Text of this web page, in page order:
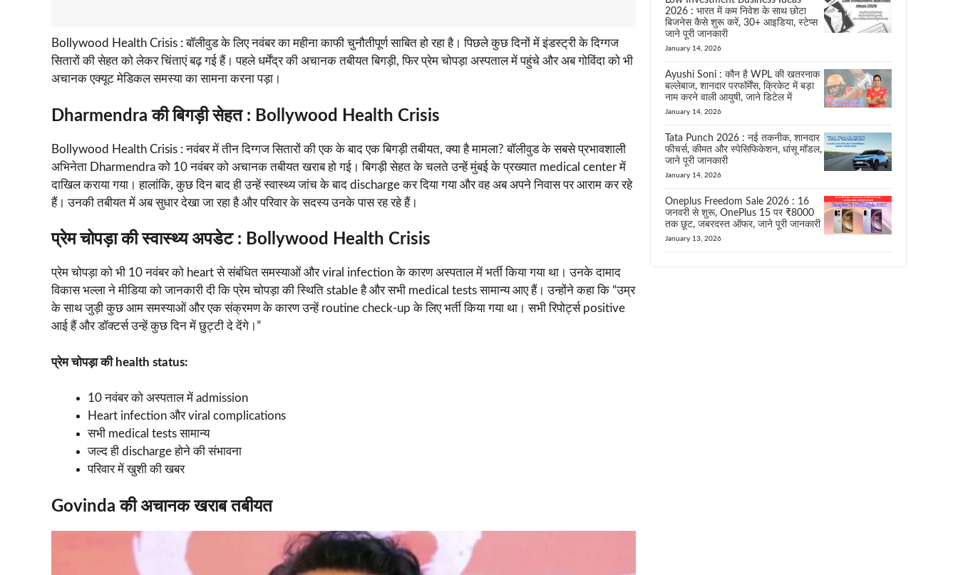
Bollywood Health Crisis : बॉलीवुड के लिए नवंबर का महीना काफी चुनौतीपूर्ण साबित हो रहा है। पिछले कुछ दिनों में इंडस्ट्री के दिग्गज
सितारों की सेहत को लेकर चिंताएं बढ़ गई हैं। पहले धर्मेंद्र की अचानक तबीयत बिगड़ी, फिर प्रेम चोपड़ा अस्पताल में पहुंचे और अब गोविंदा को भी
अचानक एक्यूट मेडिकल समस्या का सामना करना पड़ा।
Dharmendra की बिगड़ी सेहत : Bollywood Health Crisis
Bollywood Health Crisis : नवंबर में तीन दिग्गज सितारों की एक के बाद एक बिगड़ी तबीयत, क्या है मामला? बॉलीवुड के सबसे प्रभावशाली
अभिनेता Dharmendra को 10 नवंबर को अचानक तबीयत खराब हो गई। बिगड़ी सेहत के चलते उन्हें मुंबई के प्रख्यात medical center में
दाखिल कराया गया। हालांकि, कुछ दिन बाद ही उन्हें स्वास्थ्य जांच के बाद discharge कर दिया गया और वह अब अपने निवास पर आराम कर रहे
हैं। उनकी तबीयत में अब सुधार देखा जा रहा है और परिवार के सदस्य उनके पास रह रहे हैं।
प्रेम चोपड़ा की स्वास्थ्य अपडेट : Bollywood Health Crisis
प्रेम चोपड़ा को भी 10 नवंबर को heart से संबंधित समस्याओं और viral infection के कारण अस्पताल में भर्ती किया गया था। उनके दामाद
विकास भल्ला ने मीडिया को जानकारी दी कि प्रेम चोपड़ा की स्थिति stable है और सभी medical tests सामान्य आए हैं। उन्होंने कहा कि “उम्र
के साथ जुड़ी कुछ आम समस्याओं और एक संक्रमण के कारण उन्हें routine check-up के लिए भर्ती किया गया था। सभी रिपोर्ट्स positive
आई हैं और डॉक्टर्स उन्हें कुछ दिन में छुट्टी दे देंगे।”
प्रेम चोपड़ा की health status:
10 नवंबर को अस्पताल में admission
Heart infection और viral complications
सभी medical tests सामान्य
जल्द ही discharge होने की संभावना
परिवार में खुशी की खबर
Govinda की अचानक खराब तबीयत
2026 : भारत में कम निवेश के साथ छोटा
बिजनेस कैसे शुरू करें, 30+ आइडिया, स्टेप्स
जाने पूरी जानकारी
January 14, 2026
Ayushi Soni : कौन है WPL की खतरनाक
बल्लेबाज, शानदार परफॉर्मेंस, क्रिकेट में बड़ा
नाम करने वाली आयुषी, जाने डिटेल में
January 14, 2026
Tata Punch 2026 : नई तकनीक, शानदार
फीचर्स, कीमत और स्पेसिफिकेशन, धांसू मॉडल,
जाने पूरी जानकारी
January 14, 2026
Oneplus Freedom Sale 2026 : 16
जनवरी से शुरू, OnePlus 15 पर ₹8000
तक छूट, जबरदस्त ऑफर, जाने पूरी जानकारी
January 13, 2026